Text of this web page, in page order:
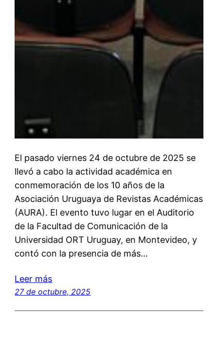
El pasado viernes 24 de octubre de 2025 se
llevó a cabo la actividad académica en
conmemoración de los 10 años de la
Asociación Uruguaya de Revistas Académicas
(AURA). El evento tuvo lugar en el Auditorio
de la Facultad de Comunicación de la
Universidad ORT Uruguay, en Montevideo, y
contó con la presencia de más…
Leer más
27 de octubre, 2025